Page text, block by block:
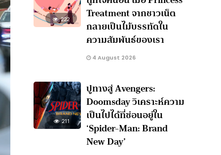
222
Treatment จากชาวเน็ต
กลายเป็นไม้บรรทัดใน
ความสัมพันธ์ของเรา
4 August 2026
211
ปูทางสู่ Avengers:
Doomsday วิเคราะห์ความ
เป็นไปได้ที่ซ่อนอยู่ใน
‘Spider-Man: Brand
New Day’